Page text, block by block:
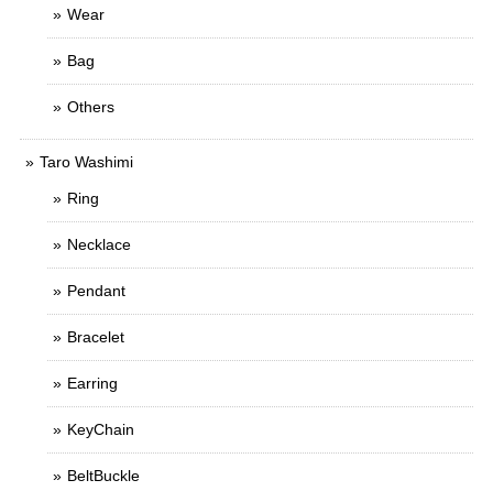
Wear
Bag
Others
Taro Washimi
Ring
Necklace
Pendant
Bracelet
Earring
KeyChain
BeltBuckle